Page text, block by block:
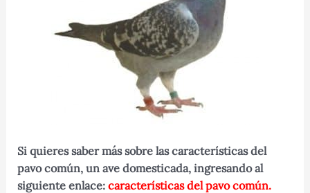
Si quieres saber más sobre las características del
pavo común, un ave domesticada, ingresando al
siguiente enlace: características del pavo común.